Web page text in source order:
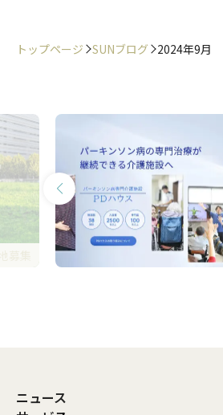
トップページ SUNブログ 2024年9月
ニュース